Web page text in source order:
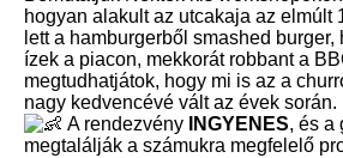
hogyan alakult az utcakaja az elmúlt
lett a hamburgerből smashed
ízek a piacon, mekkorát robbant a
megtudhatjátok, hogy mi is az a
nagy kedvencévé vált az évek során.
A rendezvény
INGYENES, és a
megtalálják a számukra megfelelő